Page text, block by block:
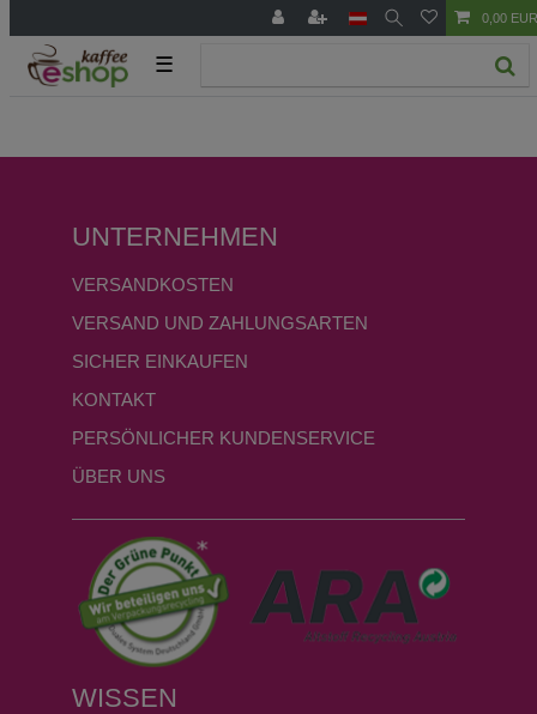
0,00 EUR
☰
UNTERNEHMEN
VERSANDKOSTEN
VERSAND UND ZAHLUNGSARTEN
SICHER EINKAUFEN
KONTAKT
PERSÖNLICHER KUNDENSERVICE
ÜBER UNS
WISSEN